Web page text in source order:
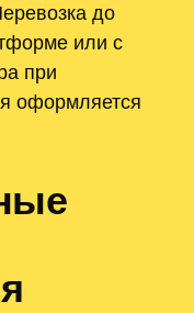
до
или с
при
оформляется